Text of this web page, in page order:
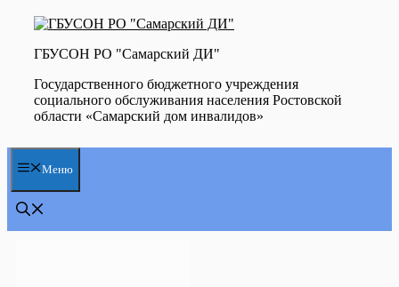
Перейти
содержимому
ГБУСОН РО "Самарский ДИ"
Государственного бюджетного учреждения
социального обслуживания населения Ростовской
области «Самарский дом инвалидов»
Меню